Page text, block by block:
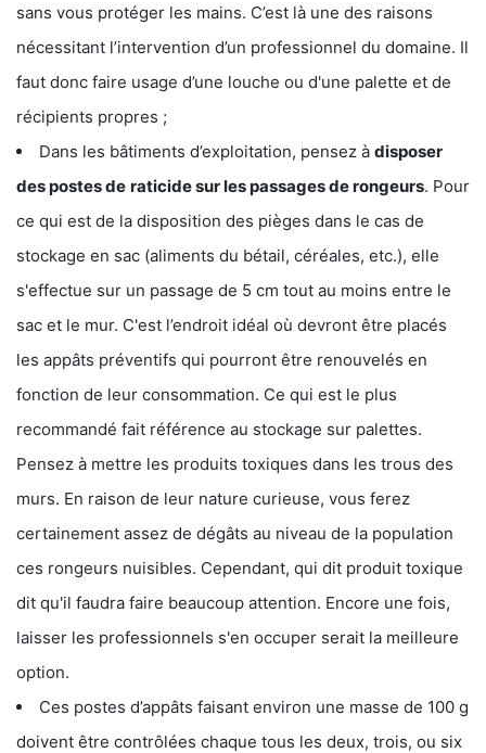
sans vous protéger les mains. C’est là une des raisons
nécessitant l’intervention d’un professionnel du domaine. Il
faut donc faire usage d’une louche ou d'une palette et de
récipients propres ;
Dans les bâtiments d’exploitation, pensez à disposer
des postes de raticide sur les passages de rongeurs. Pour
ce qui est de la disposition des pièges dans le cas de
stockage en sac (aliments du bétail, céréales, etc.), elle
s'effectue sur un passage de 5 cm tout au moins entre le
sac et le mur. C'est l’endroit idéal où devront être placés
les appâts préventifs qui pourront être renouvelés en
fonction de leur consommation. Ce qui est le plus
recommandé fait référence au stockage sur palettes.
Pensez à mettre les produits toxiques dans les trous des
murs. En raison de leur nature curieuse, vous ferez
certainement assez de dégâts au niveau de la population
ces rongeurs nuisibles. Cependant, qui dit produit toxique
dit qu'il faudra faire beaucoup attention. Encore une fois,
laisser les professionnels s'en occuper serait la meilleure
option.
Ces postes d’appâts faisant environ une masse de 100 g
doivent être contrôlées chaque tous les deux, trois, ou six